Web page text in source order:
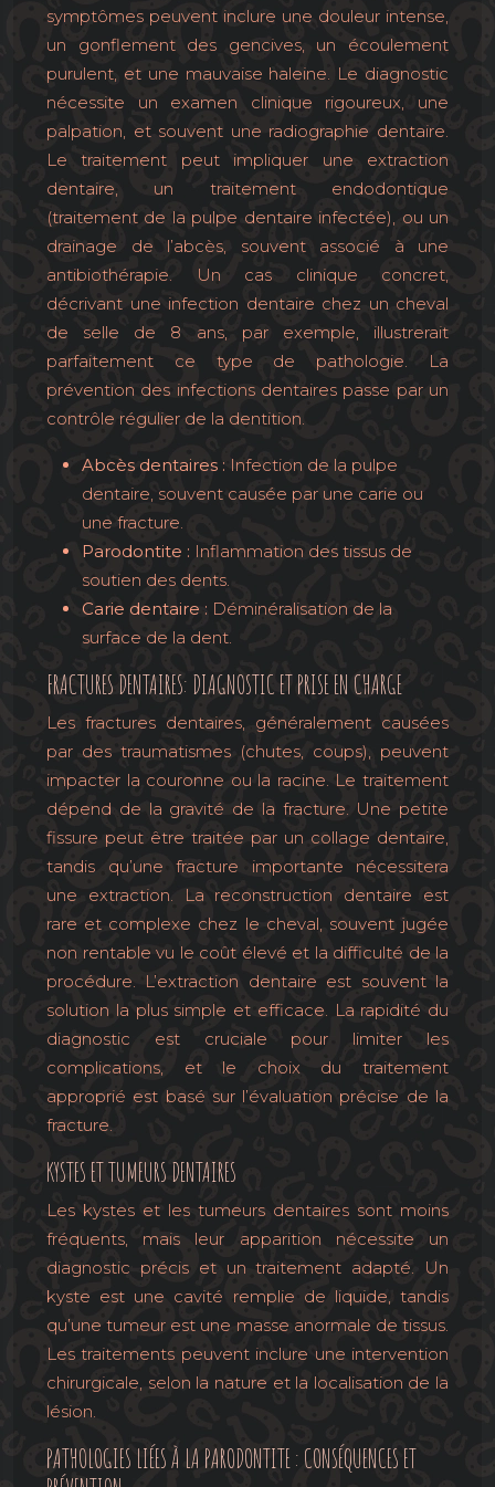
symptômes peuvent inclure une douleur intense,
un gonflement des gencives, un écoulement
purulent, et une mauvaise haleine. Le diagnostic
nécessite un examen clinique rigoureux, une
palpation, et souvent une radiographie dentaire.
Le traitement peut impliquer une extraction
dentaire, un traitement endodontique
(traitement de la pulpe dentaire infectée), ou un
drainage de l’abcès, souvent associé à une
antibiothérapie. Un cas clinique concret,
décrivant une infection dentaire chez un cheval
de selle de 8 ans, par exemple, illustrerait
parfaitement ce type de pathologie. La
prévention des infections dentaires passe par un
contrôle régulier de la dentition.
Abcès dentaires : Infection de la pulpe
dentaire, souvent causée par une carie ou
une fracture.
Parodontite : Inflammation des tissus de
soutien des dents.
Carie dentaire : Déminéralisation de la
surface de la dent.
FRACTURES DENTAIRES: DIAGNOSTIC ET PRISE EN CHARGE
Les fractures dentaires, généralement causées
par des traumatismes (chutes, coups), peuvent
impacter la couronne ou la racine. Le traitement
dépend de la gravité de la fracture. Une petite
fissure peut être traitée par un collage dentaire,
tandis qu’une fracture importante nécessitera
une extraction. La reconstruction dentaire est
rare et complexe chez le cheval, souvent jugée
non rentable vu le coût élevé et la difficulté de la
procédure. L’extraction dentaire est souvent la
solution la plus simple et efficace. La rapidité du
diagnostic est cruciale pour limiter les
complications, et le choix du traitement
approprié est basé sur l’évaluation précise de la
fracture.
KYSTES ET TUMEURS DENTAIRES
Les kystes et les tumeurs dentaires sont moins
fréquents, mais leur apparition nécessite un
diagnostic précis et un traitement adapté. Un
kyste est une cavité remplie de liquide, tandis
qu’une tumeur est une masse anormale de tissus.
Les traitements peuvent inclure une intervention
chirurgicale, selon la nature et la localisation de la
lésion.
PATHOLOGIES LIÉES À LA PARODONTITE : CONSÉQUENCES ET